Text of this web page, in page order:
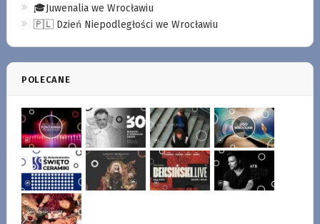
🎓Juwenalia we Wrocławiu
🇵🇱 Dzień Niepodległości we Wrocławiu
POLECANE